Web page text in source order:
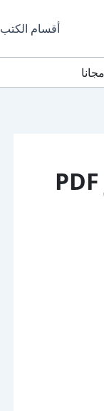
أقسام الكتب
تحميل كتاب حديقة الأزهار في ماهية العشب والعقار PDF